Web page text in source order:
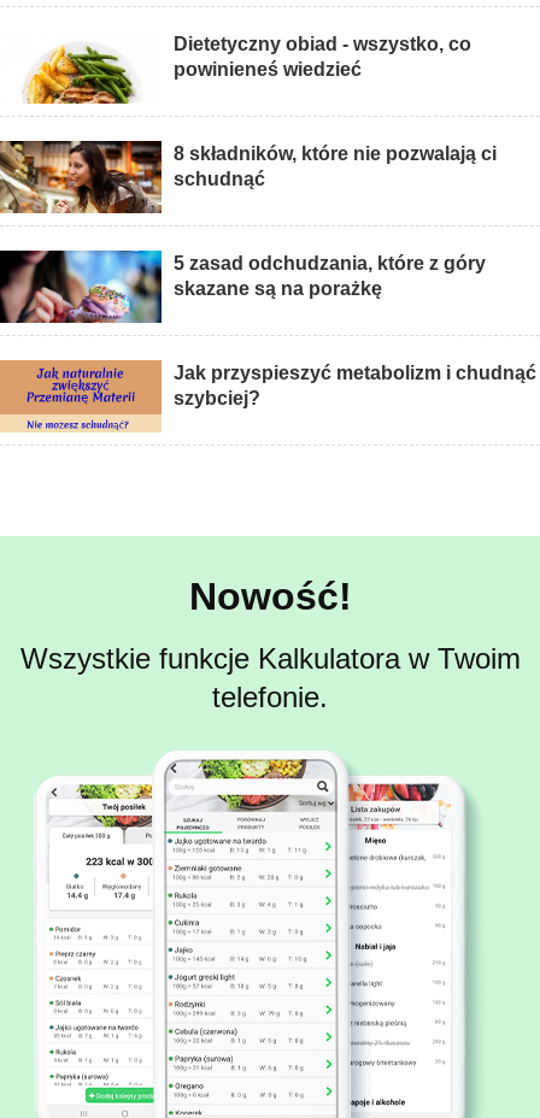
Dietetyczny obiad - wszystko, co
powinieneś wiedzieć
8 składników, które nie pozwalają ci
schudnąć
5 zasad odchudzania, które z góry
skazane są na porażkę
Jak przyspieszyć metabolizm i chudnąć
szybciej?
Nowość!
Wszystkie funkcje Kalkulatora w Twoim
telefonie.